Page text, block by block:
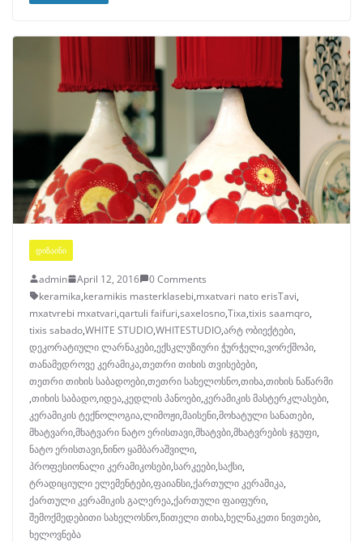
ᲓᲘᲖᲐᲘᲜᲘ
admin April 12, 2016
0 Comments
keramika,keramikis masterklasebi,mxatvari nato erisTavi,
mxatvrebi mxatvari,qartuli faifuri,saxelosno,Tixa,tixis saamqro,
tixis sabado,WHITE STUDIO,WHITESTUDIO,არტ ობიექტები,
დეკორატიული ლარნაკები,ექსკლუზიური ჭურჭელი,ვორქშოპი,
თანამედროვე კერამიკა,თეთრი თიხის თვისებები,
თეთრი თიხის საბადოები,თეთრი სახელოსნო,თიხა,თიხის ნაწარმი
,თიხის საბადო,იდეა,კედლის პანოები,კერამიკის მასტერკლასები,
კერამიკის ტექნოლოგია,ლიმოჟი,მაისენი,მოხატული სანათები,
მხატვარი,მხატვარი ნატო ერისთავი,მხატვბი,მხატვრების ჯგუფი,
ნატო ერისთავი,ნინო ყამბარაშვილი,
პროფესიონალი კერამიკოსები,სარკეები,საქსი,
ტრადიციული ელემენტები,ფაიანსი,ქართული კერამიკა,
ქართული კერამიკის გალერეა,ქართული ფაიფური,
შემოქმედებითი სახელოსნო,წითელი თიხა,ხელნაკეთი ნივთები,
ხელოვნება